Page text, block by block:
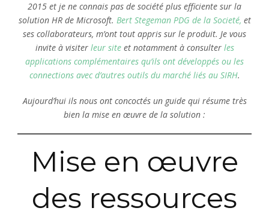
2015 et je ne connais pas de société plus efficiente sur la
solution HR de Microsoft. Bert Stegeman PDG de la Societé, et
ses collaborateurs, m’ont tout appris sur le produit. Je vous
invite à visiter leur siteet notamment à consulter les
applications complémentaires qu’ils ont développés ou les
connections avec d’autres outils du marché liés au SIRH.
Aujourd’hui ils nous ont concoctés un guide qui résume très
bien la mise en œuvre de la solution :
Mise en œuvre
des ressources